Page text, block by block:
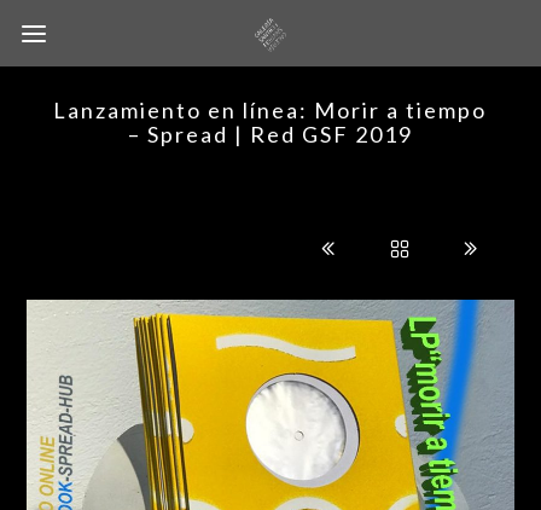
Lanzamiento en línea: Morir a tiempo
– Spread | Red GSF 2019